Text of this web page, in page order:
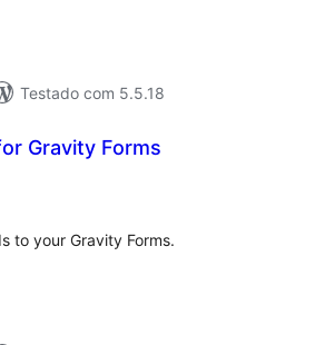
Testado com 5.5.18
Gravity Forms
to your Gravity Forms.